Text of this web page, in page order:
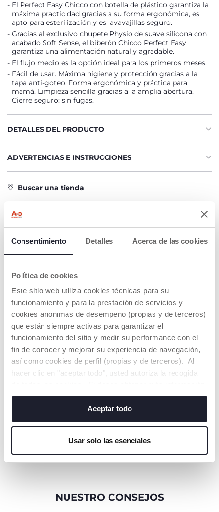
Consentimiento Detalles Acerca de las cookies
Política de cookies
Este sitio web utiliza cookies técnicas para su
funcionamiento y para la prestación de servicios y
cookies anónimas de desempeño (propias y de terceros)
que están siempre activas para garantizar el
funcionamiento del sitio y medir su performance con el
fin de conocer y mejorar su experiencia de navegación,
así como cookies de perfil (propias y de terceros). Al
hacer clic en "aceptar todo", usted autoriza la recogida
o cambiar o revocar el consentimiento de todas o
algunas cookies, haga clic en "mostrar detalles". Al
cerrar este banner, usted consiente en utilizar
servicio solicitado.
Aceptar todo
Usar solo las esenciales
El Perfect Easy Chicco con botella de plástico garantiza la
máxima practicidad gracias a su forma ergonómica, es
apto para esterilización y es lavavajillas seguro.
Gracias al exclusivo chupete Physio de suave silicona con
acabado Soft Sense, el biberón Chicco Perfect Easy
garantiza una alimentación natural y agradable.
El flujo medio es la opción ideal para los primeros meses.
Fácil de usar. Máxima higiene y protección gracias a la
tapa anti-goteo. Forma ergonómica y práctica para
mamá. Limpieza sencilla gracias a la amplia abertura.
Cierre seguro: sin fugas.
DETALLES DEL PRODUCTO
ADVERTENCIAS E INSTRUCCIONES
Buscar una tienda
TETINA PHYSIO
Aceptada por 9 de
cada 10 bebés.*
Su especial forma
simétrica, plana y
alargada favorece la
AGARRE
PERFECTO
La tetinase adapta
perfectamente a la
boca del bebéy
respeta el
movimiento natural
de succión.
cada 10 bebés*
NUESTRO CONSEJOS